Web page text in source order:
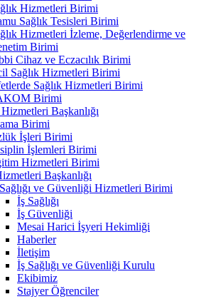
Hizmetleri Birimi
Sağlık Tesisleri Birimi
Hizmetleri İzleme, Değerlendirme ve
Birimi
Cihaz ve Eczacılık Birimi
Sağlık Hizmetleri Birimi
Sağlık Hizmetleri Birimi
Birimi
Başkanlığı
Birimi
İşleri Birimi
İşlemleri Birimi
Hizmetleri Birimi
Başkanlığı
ve Güvenliği Hizmetleri Birimi
İş Sağlığı
İş Güvenliği
Mesai Harici İşyeri Hekimliği
Haberler
İletişim
İş Sağlığı ve Güvenliği Kurulu
Ekibimiz
Stajyer Öğrenciler